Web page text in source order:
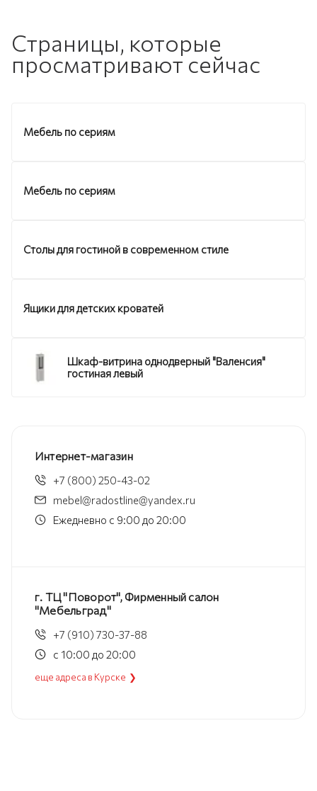
Страницы, которые
просматривают сейчас
Мебель по сериям
Мебель по сериям
Столы для гостиной в современном стиле
Ящики для детских кроватей
Шкаф-витрина однодверный "Валенсия"
гостиная левый
Интернет-магазин
+7 (800) 250-43-02
mebel@radostline@yandex.ru
Ежедневно с 9:00 до 20:00
г. ТЦ "Поворот", Фирменный салон
"Мебельград"
+7 (910) 730-37-88
с 10:00 до 20:00
еще адреса в Курске ❯